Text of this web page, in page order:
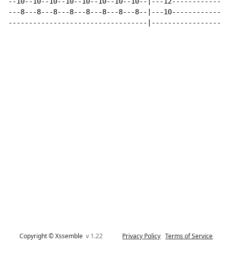
Copyright © Xssemblev 1.22 Privacy Policy Terms of Service